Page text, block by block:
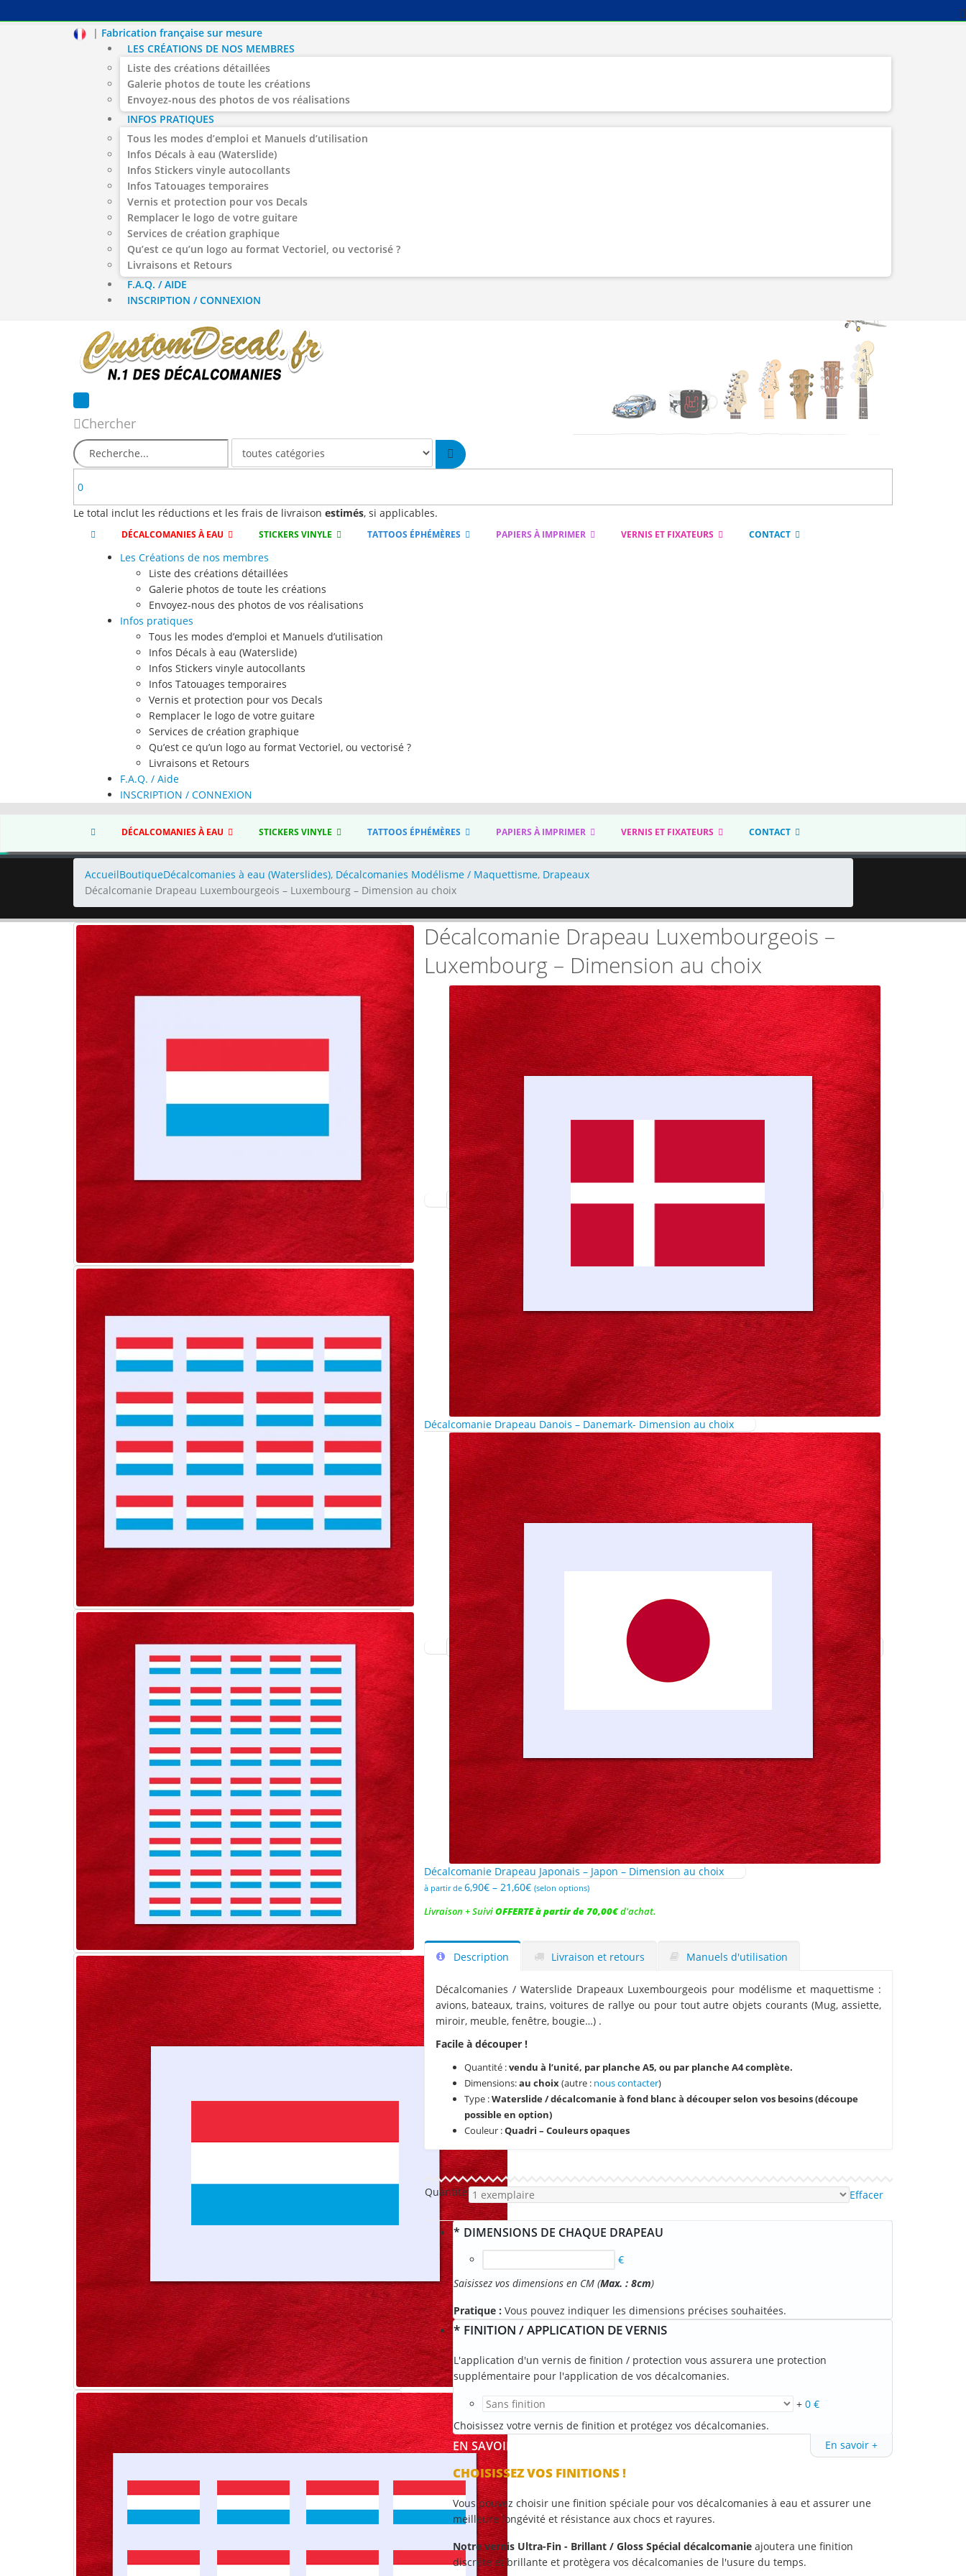
| Fabrication française sur mesure
LES CRÉATIONS DE NOS MEMBRES
Liste des créations détaillées
Galerie photos de toute les créations
Envoyez-nous des photos de vos réalisations
INFOS PRATIQUES
Tous les modes d’emploi et Manuels d’utilisation
Infos Décals à eau (Waterslide)
Infos Stickers vinyle autocollants
Infos Tatouages temporaires
Vernis et protection pour vos Decals
Remplacer le logo de votre guitare
Services de création graphique
Qu’est ce qu’un logo au format Vectoriel, ou vectorisé ?
Livraisons et Retours
F.A.Q. / AIDE
INSCRIPTION / CONNEXION
Chercher
0
Le total inclut les réductions et les frais de livraison estimés, si applicables.
DÉCALCOMANIES À EAU STICKERS VINYLE TATTOOS ÉPHÉMÈRES PAPIERS À IMPRIMER VERNIS ET FIXATEURS CONTACT
Les Créations de nos membres
Liste des créations détaillées
Galerie photos de toute les créations
Envoyez-nous des photos de vos réalisations
Infos pratiques
Tous les modes d’emploi et Manuels d’utilisation
Infos Décals à eau (Waterslide)
Infos Stickers vinyle autocollants
Infos Tatouages temporaires
Vernis et protection pour vos Decals
Remplacer le logo de votre guitare
Services de création graphique
Qu’est ce qu’un logo au format Vectoriel, ou vectorisé ?
Livraisons et Retours
F.A.Q. / Aide
INSCRIPTION / CONNEXION
DÉCALCOMANIES À EAU STICKERS VINYLE TATTOOS ÉPHÉMÈRES PAPIERS À IMPRIMER VERNIS ET FIXATEURS CONTACT
AccueilBoutiqueDécalcomanies à eau (Waterslides), Décalcomanies Modélisme / Maquettisme, Drapeaux
Décalcomanie Drapeau Luxembourgeois – Luxembourg – Dimension au choix
Décalcomanie Drapeau Luxembourgeois –
Luxembourg – Dimension au choix
Décalcomanie Drapeau Danois – Danemark- Dimension au choix
Décalcomanie Drapeau Japonais – Japon – Dimension au choix
à partir de 6,90€– 21,60€ (selon options)
Livraison + SuiviOFFERTE à partir de 70,00€d'achat.
Description Livraison et retours Manuels d'utilisation
Décalcomanies / Waterslide Drapeaux Luxembourgeois pour modélisme et maquettisme :
avions, bateaux, trains, voitures de rallye ou pour tout autre objets courants (Mug, assiette,
miroir, meuble, fenêtre, bougie…) .
Facile à découper !
Quantité :vendu à l’unité, par planche A5, ou par planche A4 complète.
Dimensions:au choix(autre : nous contacter)
Type :Waterslide / décalcomanie à fond blanc à découper selon vos besoins (découpe
possible en option)
Couleur :Quadri – Couleurs opaques
Quantité Effacer
* DIMENSIONS DE CHAQUE DRAPEAU
€
Saisissez vos dimensions en CM (Max. : 8cm)
Pratique : Vous pouvez indiquer les dimensions précises souhaitées.
* FINITION / APPLICATION DE VERNIS
L'application d'un vernis de finition / protection vous assurera une protection
supplémentaire pour l'application de vos décalcomanies.
+ 0 €
Choisissez votre vernis de finition et protégez vos décalcomanies.
En savoir +
EN SAVOIR +
CHOISISSEZ VOS FINITIONS !
Vous pouvez choisir une finition spéciale pour vos décalcomanies à eau et assurer une
meilleure longévité et résistance aux chocs et rayures.
Notre vernis Ultra-Fin - Brillant / Gloss Spécial décalcomanieajoutera une finition
discrète et brillante et protègera vos décalcomanies de l'usure du temps.